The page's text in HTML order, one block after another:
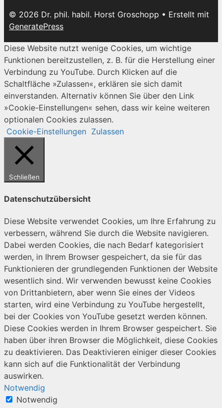
© 2026 Dr. phil. habil. Horst Groschopp • Erstellt mit
GeneratePress
Diese Website nutzt wenige Cookies, um wichtige
Funktionen bereitzustellen, z. B. für die Herstellung einer
Verbindung zu YouTube. Durch Klicken auf die
Schaltfläche »Zulassen«, erklären sie sich damit
einverstanden. Alternativ können Sie über den Link
»Cookie-Einstellungen« sehen, dass wir keine weiteren
optionalen Cookies zulassen.
Cookie-Einstellungen Zulassen
Schließen
Datenschutzübersicht
Diese Website verwendet Cookies, um Ihre Erfahrung zu
verbessern, während Sie durch die Website navigieren.
Dabei werden Cookies, die nach Bedarf kategorisiert
werden, in Ihrem Browser gespeichert, da sie für das
Funktionieren der grundlegenden Funktionen der Website
wesentlich sind. Wir verwenden bewusst keine Cookies
von Drittanbietern, aber wenn Sie eines der Videos
starten, wird eine Verbindung zu YouTube hergestellt,
bei der Cookies von YouTube gesetzt werden können.
Diese Cookies werden in Ihrem Browser gespeichert. Sie
haben über ihren Browser die Möglichkeit, diese Cookies
zu deaktivieren. Das Deaktivieren einiger dieser Cookies
kann sich auf die Funktionalität der Verbindung
auswirken.
Notwendig
Notwendig